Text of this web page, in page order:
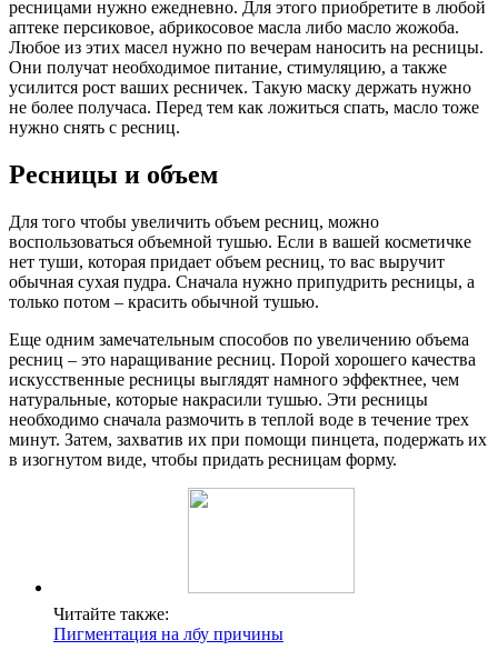
ресницами нужно ежедневно. Для этого приобретите в любой
аптеке персиковое, абрикосовое масла либо масло жожоба.
Любое из этих масел нужно по вечерам наносить на ресницы.
Они получат необходимое питание, стимуляцию, а также
усилится рост ваших ресничек. Такую маску держать нужно
не более получаса. Перед тем как ложиться спать, масло тоже
нужно снять с ресниц.
Ресницы и объем
Для того чтобы увеличить объем ресниц, можно
воспользоваться объемной тушью. Если в вашей косметичке
нет туши, которая придает объем ресниц, то вас выручит
обычная сухая пудра. Сначала нужно припудрить ресницы, а
только потом – красить обычной тушью.
Еще одним замечательным способов по увеличению объема
ресниц – это наращивание ресниц. Порой хорошего качества
искусственные ресницы выглядят намного эффектнее, чем
натуральные, которые накрасили тушью. Эти ресницы
необходимо сначала размочить в теплой воде в течение трех
минут. Затем, захватив их при помощи пинцета, подержать их
в изогнутом виде, чтобы придать ресницам форму.
Читайте также:
Пигментация на лбу причины